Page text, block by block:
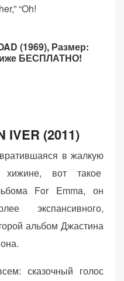
“Oh!
(1969), Размер:
БЕСПЛАТНО!
IVER (2011)
в жалкую
​​хижине, вот такое
For Emma, ​​он
экспансивного,
альбом Джастина
сказочный голос